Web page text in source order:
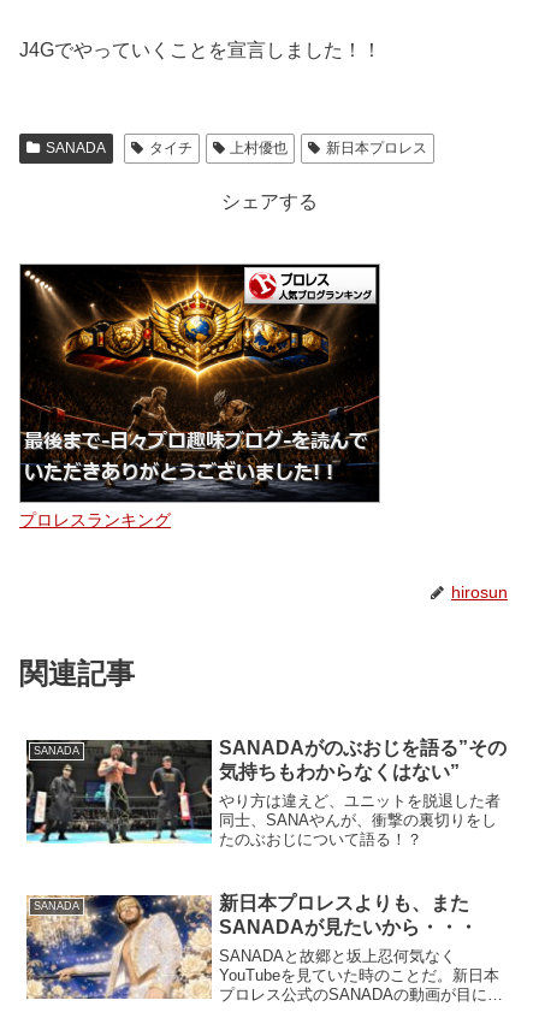
J4Gでやっていくことを宣言しました！！
SANADA タイチ 上村優也 新日本プロレス
シェアする
プロレスランキング
hirosun
関連記事
SANADA
SANADAがのぶおじを語る”その
気持ちもわからなくはない”
やり方は違えど、ユニットを脱退した者
同士、SANAやんが、衝撃の裏切りをし
たのぶおじについて語る！？
SANADA
新日本プロレスよりも、また
SANADAが見たいから・・・
SANADAと故郷と坂上忍何気なく
YouTubeを見ていた時のことだ。新日本
プロレス公式のSANADAの動画が目に入